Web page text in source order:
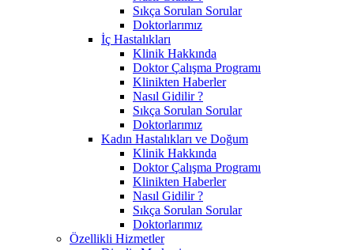
Sıkça Sorulan Sorular
Doktorlarımız
İç Hastalıkları
Klinik Hakkında
Doktor Çalışma Programı
Klinikten Haberler
Nasıl Gidilir ?
Sıkça Sorulan Sorular
Doktorlarımız
Kadın Hastalıkları ve Doğum
Klinik Hakkında
Doktor Çalışma Programı
Klinikten Haberler
Nasıl Gidilir ?
Sıkça Sorulan Sorular
Doktorlarımız
Özellikli Hizmetler